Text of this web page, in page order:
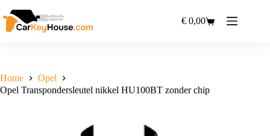
naar
de
Winkelwagen
€ 0,00
Home
Opel
Opel Transpondersleutel nikkel HU100BT zonder chip